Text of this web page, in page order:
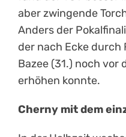
aber zwingende
Anders der
der nach Ecke durch
Bazee (31.) noch vor
erhöhen konnte.
Cherny mit dem